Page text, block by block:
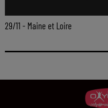
29/11 - Maine et Loire